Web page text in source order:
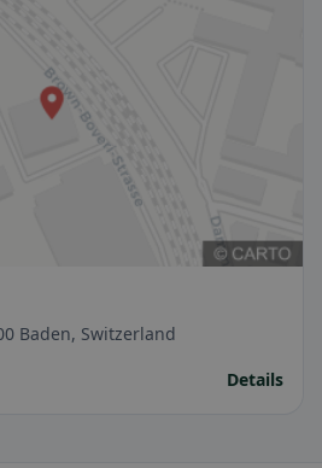
Baden, Switzerland
Details